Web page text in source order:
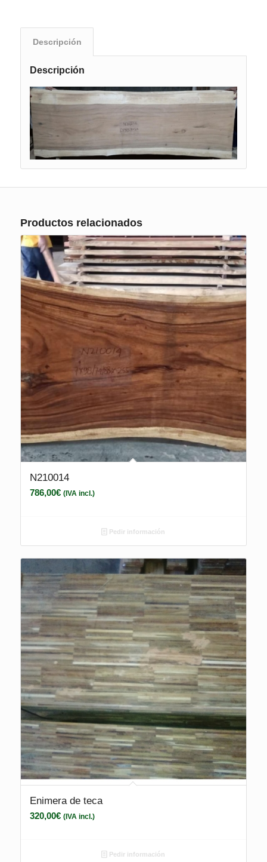
Descripción
Descripción
Productos relacionados
N210014
786,00€ (IVA incl.)
Pedir información
Enimera de teca
320,00€ (IVA incl.)
Pedir información